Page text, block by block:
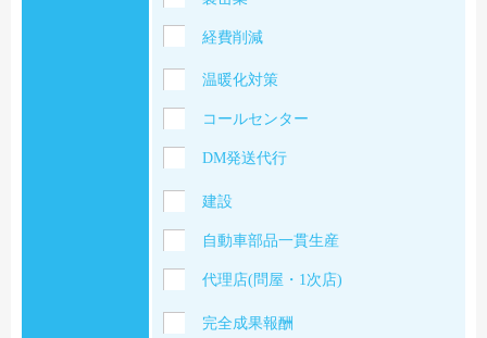
経費削減
温暖化対策
コールセンター
DM発送代行
建設
自動車部品一貫生産
代理店(問屋・1次店)
完全成果報酬